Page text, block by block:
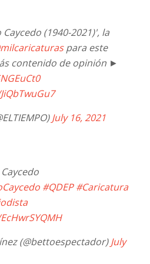
(1940-2021)', la
para este
contenido de opinión ►
July 16, 2021
#QDEP #Caricatura
(@bettoespectador)July